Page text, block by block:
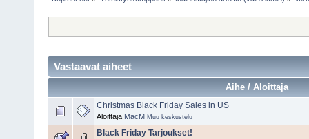
Vastaavat aiheet
Aihe / Aloittaja
Christmas Black Friday Sales in US
Aloittaja MacM Muu keskustelu
Black Friday Tarjoukset!